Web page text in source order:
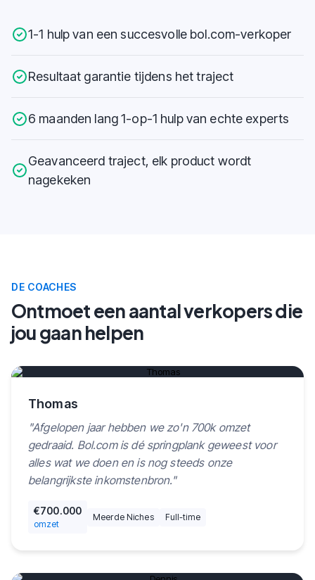
1-1 hulp van een succesvolle bol.com-verkoper
Resultaat garantie tijdens het traject
6 maanden lang 1-op-1 hulp van echte experts
Geavanceerd traject, elk product wordt
nagekeken
DE COACHES
Ontmoet een aantal verkopers die
jou gaan helpen
Thomas
"Afgelopen jaar hebben we zo'n 700k omzet
gedraaid. Bol.com is dé springplank geweest voor
alles wat we doen en is nog steeds onze
belangrijkste inkomstenbron."
€700.000
omzet
Meerde Niches Full-time